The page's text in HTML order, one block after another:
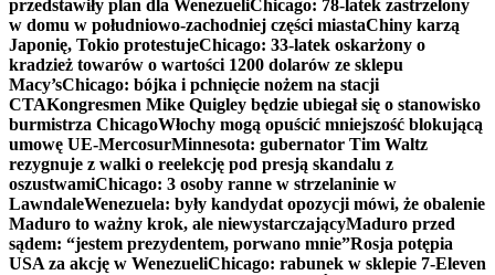
przedstawiły plan dla WenezueliChicago: 78-latek zastrzelony
w domu w południowo-zachodniej części miastaChiny karzą
Japonię, Tokio protestujeChicago: 33-latek oskarżony o
kradzież towarów o wartości 1200 dolarów ze sklepu
Macy’sChicago: bójka i pchnięcie nożem na stacji
CTAKongresmen Mike Quigley będzie ubiegał się o stanowisko
burmistrza ChicagoWłochy mogą opuścić mniejszość blokującą
umowę UE-MercosurMinnesota: gubernator Tim Waltz
rezygnuje z walki o reelekcję pod presją skandalu z
oszustwamiChicago: 3 osoby ranne w strzelaninie w
LawndaleWenezuela: były kandydat opozycji mówi, że obalenie
Maduro to ważny krok, ale niewystarczającyMaduro przed
sądem: “jestem prezydentem, porwano mnie”Rosja potępia
USA za akcję w WenezueliChicago: rabunek w sklepie 7-Eleven